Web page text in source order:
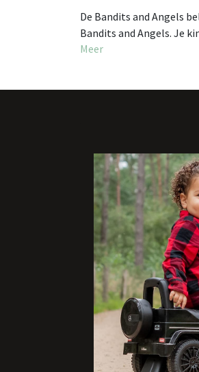
De Bandits and Angels
Bandits and Angels. Je
De bel is gemaakt van
Meer